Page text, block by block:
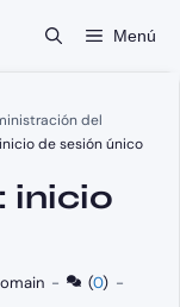
Menú
del
inicio de sesión único
inicio
- (0) -